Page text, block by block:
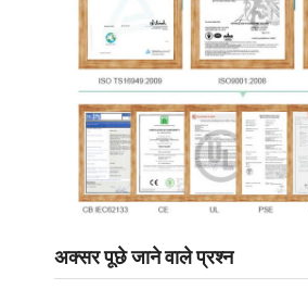
LiFePO4 बैटरी पैक
गहरी चक्र बैटरी
बीएमएस पीसीबी पीसीएम
अनुकूलित बैटरी पैक
ई बाइक बैटरी पैक
यूपीएस लिथियम बैटरियाँ
अक्सर पूछे जाने वाले प्रश्न